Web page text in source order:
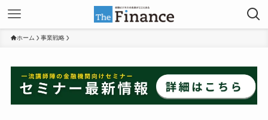
ホーム 事業戦略